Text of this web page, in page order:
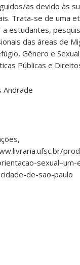
as devido às
Trata-se de uma
a estudantes,
das áreas de
Gênero e
Públicas e
Andrade
sexual–um-
de-sao-paulo